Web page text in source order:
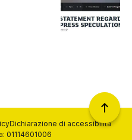
Dichiarazione di accessibilità